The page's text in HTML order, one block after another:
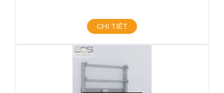
CHI TIẾT